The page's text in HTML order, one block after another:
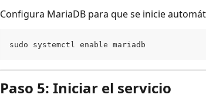
Configura MariaDB para que se inicie
sudo systemctl enable mariadb
Paso 5: Iniciar el servicio